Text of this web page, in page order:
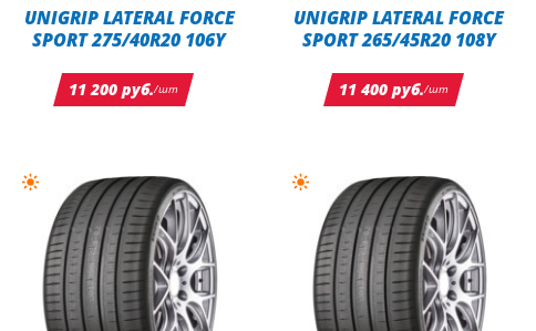
UNIGRIP LATERAL FORCE
SPORT 275/40R20 106Y
11 200 руб./шт
UNIGRIP LATERAL FORCE
SPORT 265/45R20 108Y
11 400 руб./шт